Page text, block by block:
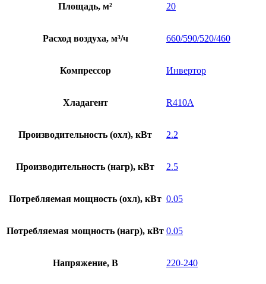
Площадь, м² 20
Расход воздуха, м³/ч 660/590/520/460
Компрессор Инвертор
Хладагент R410A
Производительность (охл), кВт 2.2
Производительность (нагр), кВт 2.5
Потребляемая мощность (охл), кВт 0.05
Потребляемая мощность (нагр), кВт 0.05
Напряжение, В 220-240